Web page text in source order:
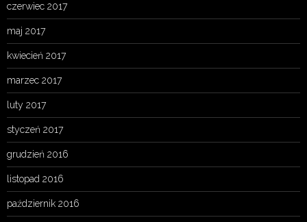
czerwiec 2017
maj 2017
kwiecień 2017
marzec 2017
luty 2017
styczeń 2017
grudzień 2016
listopad 2016
październik 2016